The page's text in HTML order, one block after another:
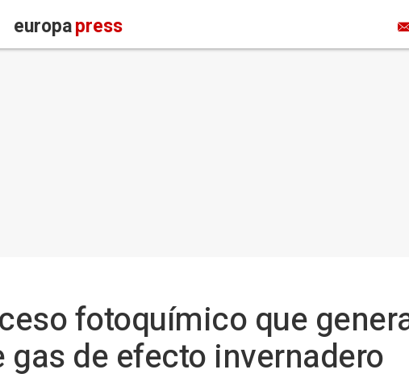
europapress
fotoquímico que
de efecto invernadero